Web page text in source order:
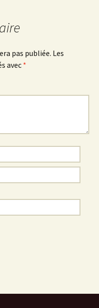
pas publiée. Les
avec *